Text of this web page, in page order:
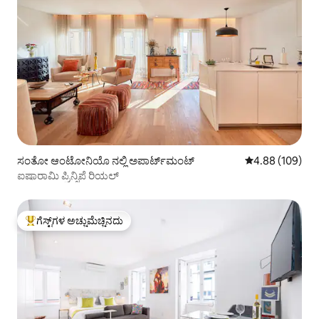
ಸಂತೋ ಆಂಟೋನಿಯೊ ನಲ್ಲಿ ಅಪಾರ್ಟ್‌ಮಂಟ್ 5 ರಲ್ಲಿ 4.88
4.88 (109)
ಐಷಾರಾಮಿ ಪ್ರಿನ್ಸಿಪೆ ರಿಯಲ್
ಗೆಸ್ಟ್‌ಗಳಿಗೆ ಅತಿ ಹೆಚ್ಚು ಅಚ್ಚುಮೆಚ್ಚಿನದು
ಗೆಸ್ಟ್‌ಗಳ ಅಚ್ಚುಮೆಚ್ಚಿನದು